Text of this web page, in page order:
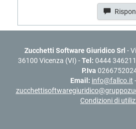
Zucchetti Software Giuridico Srl -
36100 Vicenza (VI) -Tel: 0444
P.Iva
Email: info@fallco.it -
Condizioni di